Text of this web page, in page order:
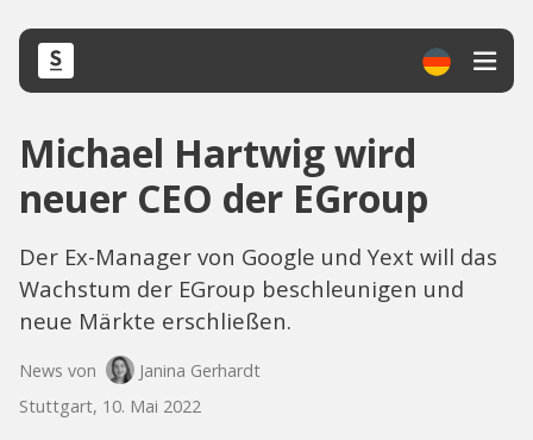
Michael Hartwig wird
neuer CEO der EGroup
Der Ex-Manager von Google und Yext will das
Wachstum der EGroup beschleunigen und
neue Märkte erschließen.
News von
Janina Gerhardt
Stuttgart, 10. Mai 2022